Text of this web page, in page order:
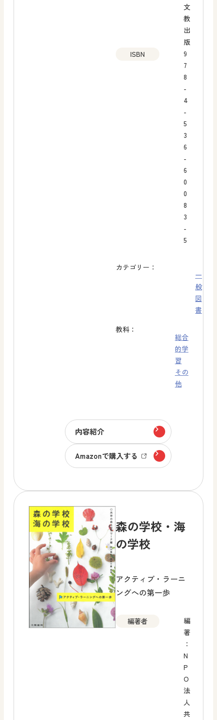
文
教
出
版
ISBN
9
7
8
-
4
-
5
3
6
-
6
0
0
8
3
-
5
カテゴリー：
一
般
図
書
教科：
総合
的学
習
その
他
内容紹介
Amazonで購入する
森の学校・海
の学校
アクティブ・ラーニ
ングへの第一歩
編著者
編
著
：
N
P
O
法
人
共